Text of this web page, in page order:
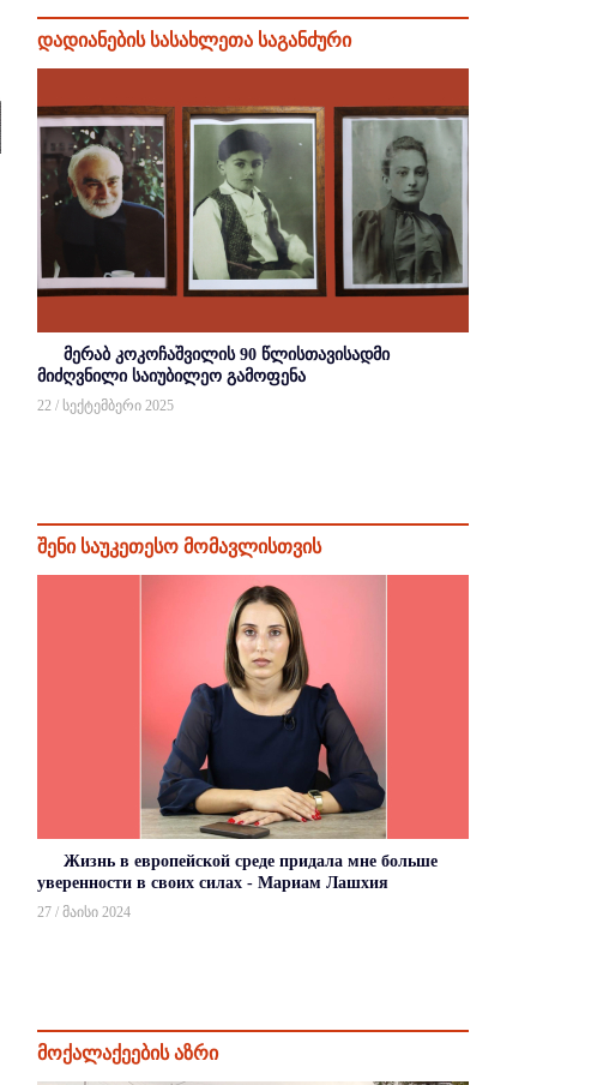
დადიანების სასახლეთა საგანძური
მერაბ კოკოჩაშვილის 90 წლისთავისადმი
მიძღვნილი საიუბილეო გამოფენა
22 / სექტემბერი 2025
შენი საუკეთესო მომავლისთვის
Жизнь в европейской среде придала мне больше
уверенности в своих силах - Мариам Лашхия
27 / მაისი 2024
მოქალაქეების აზრი